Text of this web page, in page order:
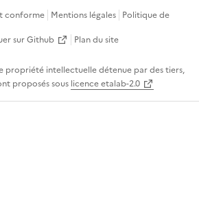
conforme Mentions légales Politique de
sur Github Plan du site
propriété intellectuelle détenue par des tiers,
proposés sous licence etalab-2.0